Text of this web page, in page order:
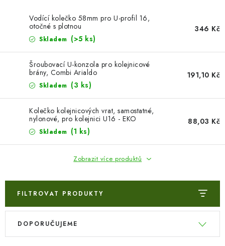
VÝPLNĚ BRAN A PLOTŮ
ZÁSLEPKY
KOMPONENTY PRO PLOTY
TESAŘSKÉ KOVÁNÍ
NEREZ, INOX
ARCHIV
OTOČNÉ ŽALUZIE
Kontakt Technická podpora
Vodící kolečko 58mm pro U-profil 16,
otočné s plotnou
Skladem (>5 ks)
346 Kč
Šroubovací U-konzola pro kolejnicové
brány, Combi Arialdo
Skladem (3 ks)
191,10 Kč
Kolečko kolejnicových vrat, samostatné,
nylonové, pro kolejnici U16 - EKO
Skladem (1 ks)
88,03 Kč
Zobrazit více produktů
FILTROVAT PRODUKTY
V
Ř
DOPORUČUJEME